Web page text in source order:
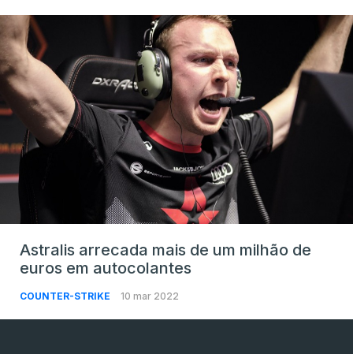
Astralis arrecada mais de um milhão de
euros em autocolantes
COUNTER-STRIKE 10 mar 2022